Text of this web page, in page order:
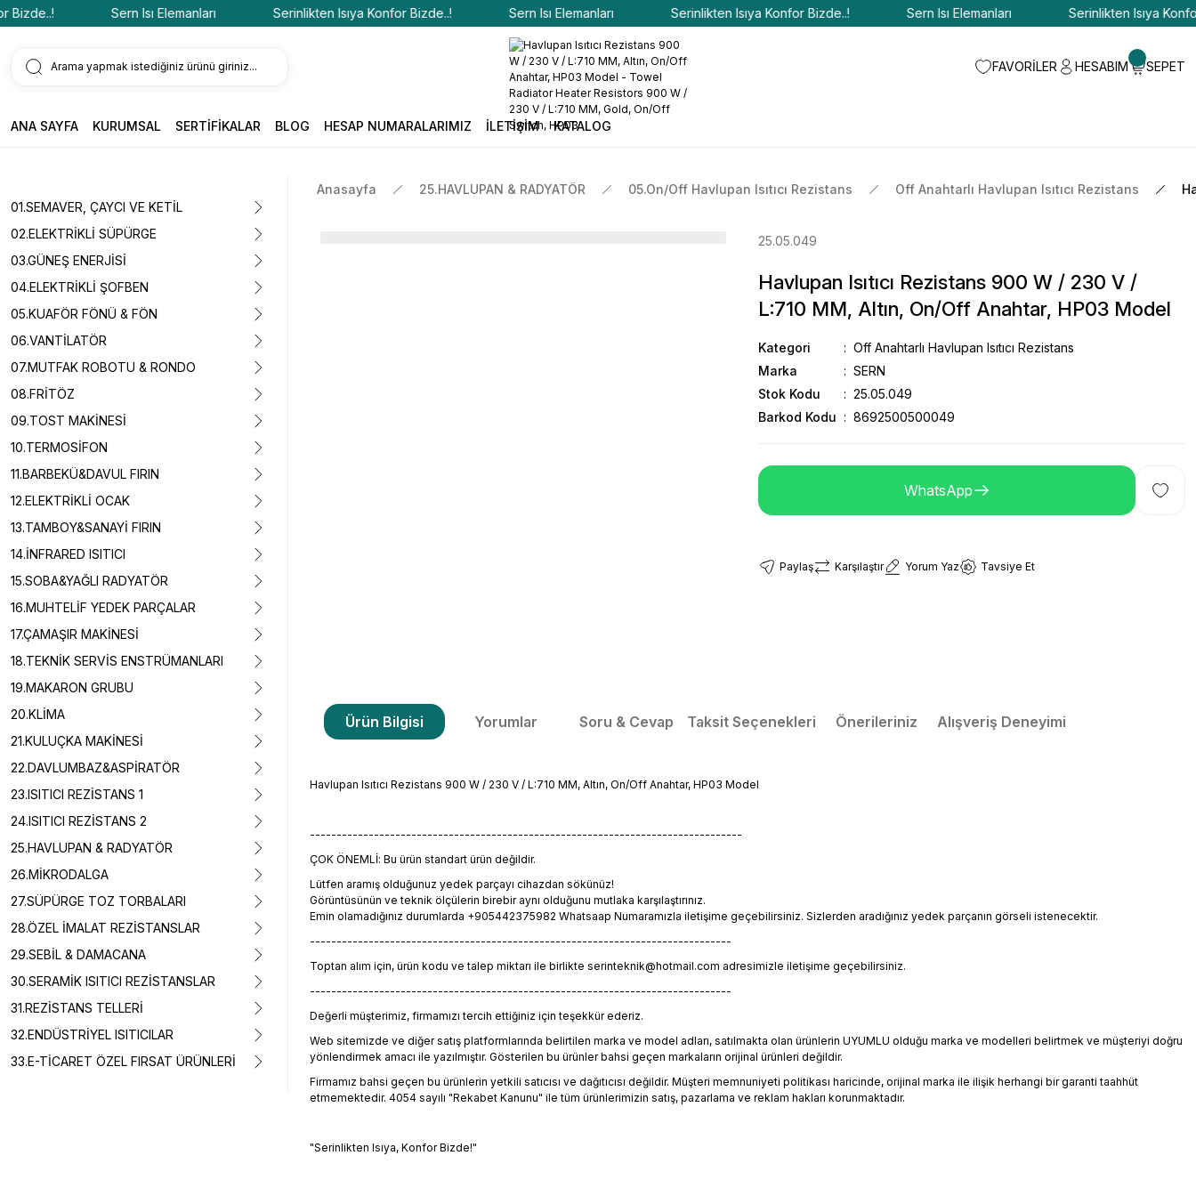
Sern Isı Elemanları Serinlikten Isıya Konfor Bizde..! Sern Isı Elemanları Serinlikten Isıya Konfor Bizde..! Sern Isı Elemanları Serinlikten Isıya Konfor
FAVORİLER HESABIM SEPET
ANA SAYFA KURUMSAL SERTİFİKALAR BLOG HESAP NUMARALARIMIZ İLETİŞİM KATALOG
01.SEMAVER, ÇAYCI VE KETİL
02.ELEKTRİKLİ SÜPÜRGE
03.GÜNEŞ ENERJİSİ
04.ELEKTRİKLİ ŞOFBEN
05.KUAFÖR FÖNÜ & FÖN
06.VANTİLATÖR
07.MUTFAK ROBOTU & RONDO
08.FRİTÖZ
09.TOST MAKİNESİ
10.TERMOSİFON
11.BARBEKÜ&DAVUL FIRIN
12.ELEKTRİKLİ OCAK
13.TAMBOY&SANAYİ FIRIN
14.İNFRARED ISITICI
15.SOBA&YAĞLI RADYATÖR
16.MUHTELİF YEDEK PARÇALAR
17.ÇAMAŞIR MAKİNESİ
18.TEKNİK SERVİS ENSTRÜMANLARI
19.MAKARON GRUBU
20.KLİMA
21.KULUÇKA MAKİNESİ
22.DAVLUMBAZ&ASPİRATÖR
23.ISITICI REZİSTANS 1
24.ISITICI REZİSTANS 2
25.HAVLUPAN & RADYATÖR
26.MİKRODALGA
27.SÜPÜRGE TOZ TORBALARI
28.ÖZEL İMALAT REZİSTANSLAR
29.SEBİL & DAMACANA
30.SERAMİK ISITICI REZİSTANSLAR
31.REZİSTANS TELLERİ
32.ENDÜSTRİYEL ISITICILAR
33.E-TİCARET ÖZEL FIRSAT ÜRÜNLERİ
Anasayfa 25.HAVLUPAN & RADYATÖR 05.On/Off Havlupan Isıtıcı Rezistans Off Anahtarlı Havlupan Isıtıcı Rezistans
25.05.049
Havlupan Isıtıcı Rezistans 900 W / 230 V /
L:710 MM, Altın, On/Off Anahtar, HP03 Model
Kategori
Off Anahtarlı Havlupan Isıtıcı Rezistans
Marka
SERN
Stok Kodu
25.05.049
Barkod Kodu
8692500500049
WhatsApp
Paylaş Karşılaştır Yorum Yaz Tavsiye Et
Ürün Bilgisi Yorumlar Soru & Cevap Taksit Seçenekleri Önerileriniz Alışveriş Deneyimi
Havlupan Isıtıcı Rezistans 900 W / 230 V / L:710 MM, Altın, On/Off Anahtar, HP03 Model
---------------------------------------------------------------------------------
ÇOK ÖNEMLİ: Bu ürün standart ürün değildir.
Lütfen aramış olduğunuz yedek parçayı cihazdan sökünüz!
Görüntüsünün ve teknik ölçülerin birebir aynı olduğunu mutlaka karşılaştırınız.
Emin olamadığınız durumlarda +905442375982 Whatsaap Numaramızla iletişime geçebilirsiniz. Sizlerden aradığınız yedek parçanın görseli istenecektir.
-------------------------------------------------------------------------------
Toptan alım için, ürün kodu ve talep miktarı ile birlikte serinteknik@hotmail.com adresimizle iletişime geçebilirsiniz.
-------------------------------------------------------------------------------
Değerli müşterimiz, firmamızı tercih ettiğiniz için teşekkür ederiz.
Web sitemizde ve diğer satış platformlarında belirtilen marka ve model adları, satılmakta olan ürünlerin UYUMLU olduğu marka ve modelleri belirtmek ve müşteriyi doğru
yönlendirmek amacı ile yazılmıştır. Gösterilen bu ürünler bahsi geçen markaların orijinal ürünleri değildir.
Firmamız bahsi geçen bu ürünlerin yetkili satıcısı ve dağıtıcısı değildir. Müşteri memnuniyeti politikası haricinde, orijinal marka ile ilişik herhangi bir garanti taahhüt
etmemektedir. 4054 sayılı "Rekabet Kanunu" ile tüm ürünlerimizin satış, pazarlama ve reklam hakları korunmaktadır.
"Serinlikten Isıya, Konfor Bizde!"